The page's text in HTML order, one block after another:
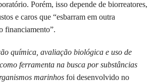
Porém, isso depende de biorreatores,
e caros que “esbarram em outra
financiamento”.
química, avaliação biológica e uso de
ferramenta na busca por substâncias
marinhos foi desenvolvido no